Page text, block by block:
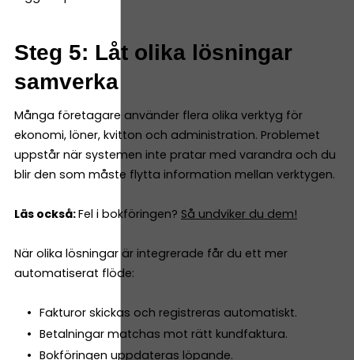
Steg 5: Låt olika lösningar
samverka
Många företagare använder flera olika verktyg för
ekonomi, löner, kvitton och administration. Problemet
uppstår när systemen inte pratar med varandra och du
blir den som måste flytta information mellan verktygen.
Läs också:Fel i bokföringen? Så undviker du dem!
När olika lösningar är integrerade får du ett mer
automatiserat flöde:
Fakturor skickas och registreras automatiskt.
Betalningar matchas mot rätt kundfaktura.
Bokföringen uppdateras löpande.